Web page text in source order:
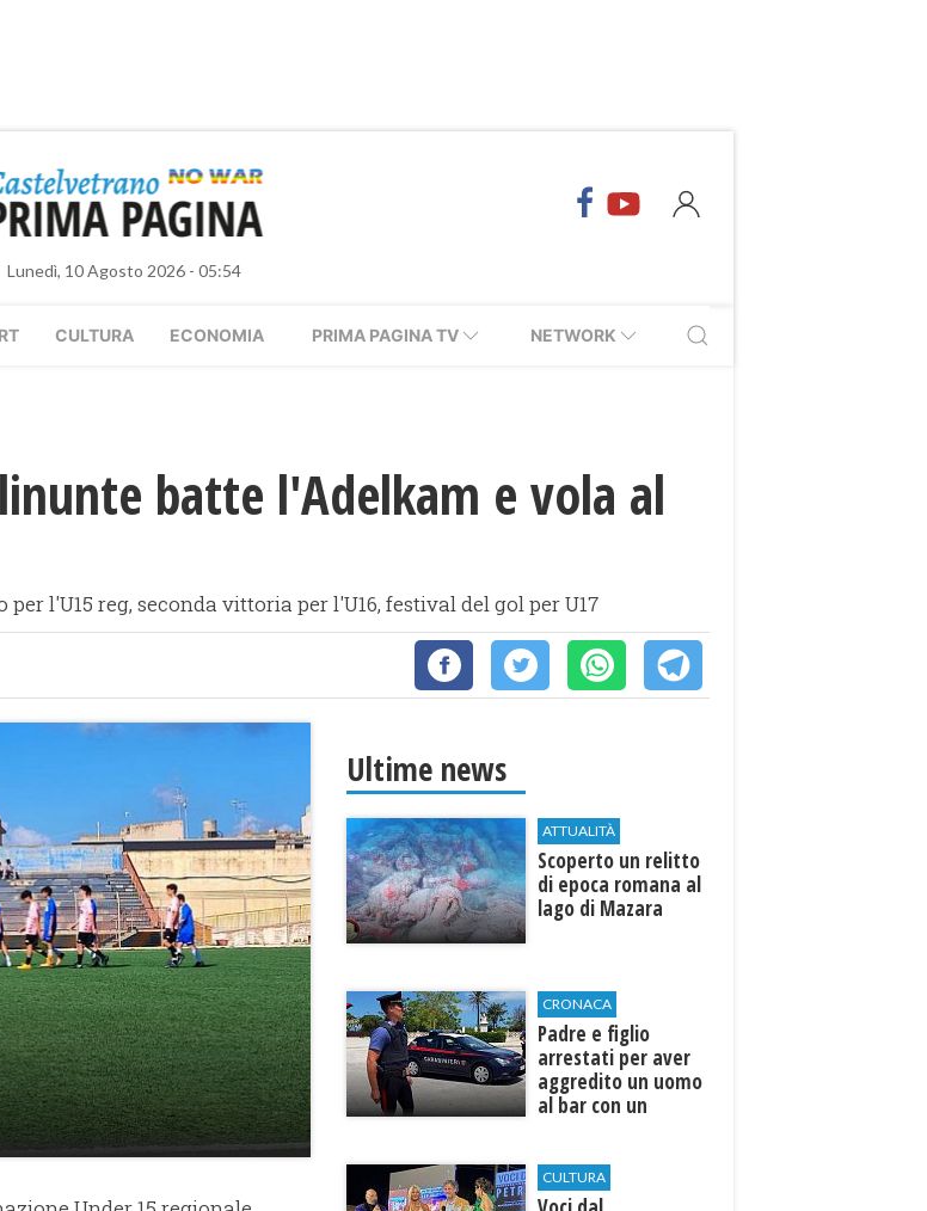
Lunedì, 10 Agosto 2026 - 05:54
CULTURA ECONOMIA PRIMA PAGINA TV NETWORK
batte l'Adelkam e vola al
l'U15 reg, seconda vittoria per l'U16, festival del gol per U17
Ultime news
ATTUALITÀ
Scoperto un relitto
di epoca romana al
lago di Mazara
CRONACA
Padre e figlio
arrestati per aver
aggredito un uomo
al bar con un
CULTURA